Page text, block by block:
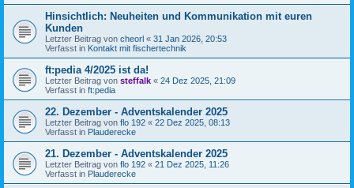
Hinsichtlich: Neuheiten und Kommunikation mit euren
Kunden
Letzter Beitrag von cheorl « 31 Jan 2026, 20:53
Verfasst in Kontakt mit fischertechnik
ft:pedia 4/2025 ist da!
Letzter Beitrag von steffalk « 24 Dez 2025, 21:09
Verfasst in ft:pedia
22. Dezember - Adventskalender 2025
Letzter Beitrag von flo 192 « 22 Dez 2025, 08:13
Verfasst in Plauderecke
21. Dezember - Adventskalender 2025
Letzter Beitrag von flo 192 « 21 Dez 2025, 11:26
Verfasst in Plauderecke